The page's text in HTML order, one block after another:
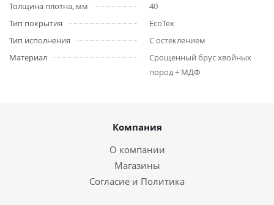
Толщина плотна, мм
40
Тип покрытия
EcoTex
Тип исполнения
С остеклением
Материал
Срощенный брус хвойных
пород + МДФ
Компания
О компании
Магазины
Согласие и Политика